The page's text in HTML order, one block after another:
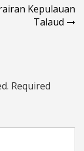
Kepulauan
Talaud
Required